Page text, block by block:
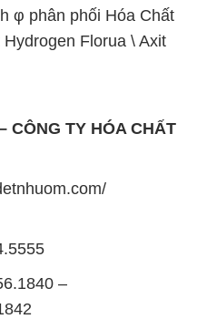
φ phân phối Hóa Chất
Florua \ Axit
CÔNG TY HÓA CHẤT
–